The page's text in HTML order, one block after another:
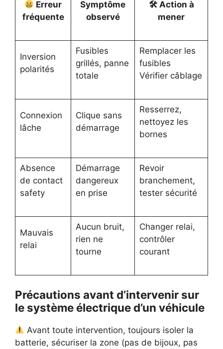
Erreur
fréquente
Symptôme
observé
🛠 Action à
mener
Inversion
polarités
Fusibles
grillés, panne
totale
Remplacer les
fusibles
Vérifier câblage
Connexion
lâche
Clique sans
démarrage
Resserrez,
nettoyez les
bornes
Absence
de contact
safety
Démarrage
dangereux
en prise
Revoir
branchement,
tester sécurité
Mauvais
relai
Aucun bruit,
rien ne
tourne
Changer relai,
contrôler
courant
Précautions avant d’intervenir sur
le système électrique d’un véhicule
Avant toute intervention, toujours isoler la
batterie, sécuriser la zone (pas de bijoux, pas